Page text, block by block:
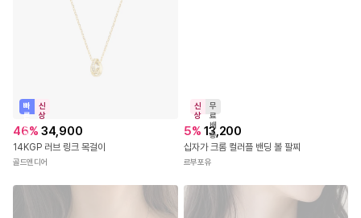
빠
른
출
발
신
상
46% 34,900
14KGP 러브 링크 목걸이
골드앤디어
신
상
무
료
배
송
5% 13,200
십자가 크롬 컬러플 밴딩 볼 팔찌
르부포유